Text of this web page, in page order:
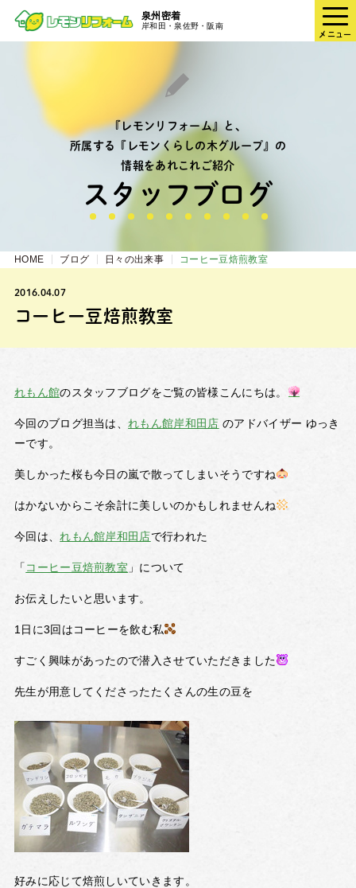
泉州密着
岸和田・泉佐野・阪南
メニュー
『レモンリフォーム』と、
所属する『レモンくらしの木グループ』の
情報をあれこれご紹介
スタッフブログ
HOME ブログ 日々の出来事 コーヒー豆焙煎教室
2016.04.07
コーヒー豆焙煎教室
れもん館のスタッフブログをご覧の皆様こんにちは。
今回のブログ担当は、れもん館岸和田店 のアドバイザー ゆっき
ーです。
美しかった桜も今日の嵐で散ってしまいそうですね
はかないからこそ余計に美しいのかもしれませんね
今回は、れもん館岸和田店で行われた
「 コーヒー豆焙煎教室 」について
お伝えしたいと思います。
1日に3回はコーヒーを飲む私
すごく興味があったので潜入させていただきました
先生が用意してくださったたくさんの生の豆を
好みに応じて焙煎しいていきます。